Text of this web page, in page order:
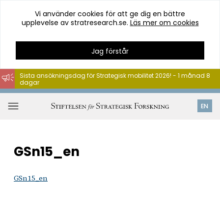
Hoppa
till
innehåll
Vi använder cookies för att ge dig en bättre
upplevelse av stratresearch.se. Läs mer om cookies
Jag förstår
EN
Sista ansökningsdag för Strategisk mobilitet 2026! - 1 månad 8
dagar
GSn15_en
GSn15_en